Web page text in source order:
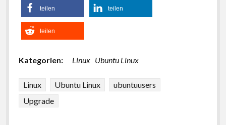
teilen teilen
teilen
Kategorien: Linux Ubuntu Linux
Linux Ubuntu Linux
ubuntuusers
Upgrade